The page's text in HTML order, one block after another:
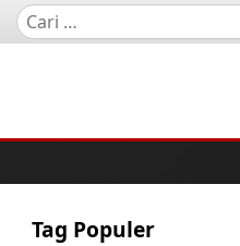
Tag Populer